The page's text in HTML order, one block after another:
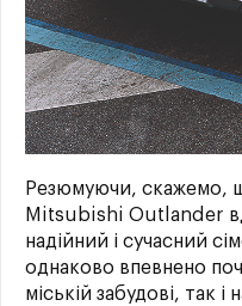
Резюмуючи, скажемо,
Mitsubishi Outlander
надійний і сучасний
однаково впевнено
міській забудові, так